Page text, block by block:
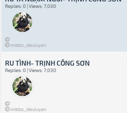
Replies: 0 | Views: 7,030
mitdoc_dieuluyen
RU TÌNH- TRỊNH CÔNG SƠN
Replies: 0 | Views: 7,030
mitdoc_dieuluyen